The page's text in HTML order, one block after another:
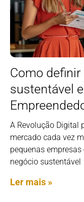
Como
sustentável
A Revolução Digital
mercado cada vez
pequenas
negócio sustentável
Ler mais »